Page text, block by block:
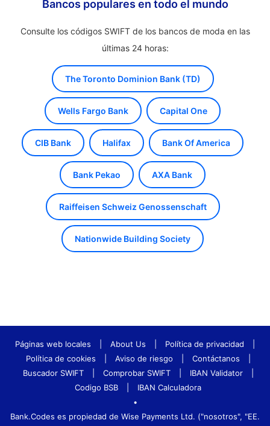
Bancos populares en todo el mundo
Consulte los códigos SWIFT de los bancos de moda en las
últimas 24 horas:
The Toronto Dominion Bank (TD)
Wells Fargo Bank Capital One
CIB Bank Halifax Bank Of America
Bank Pekao AXA Bank
Raiffeisen Schweiz Genossenschaft
Nationwide Building Society
Páginas web locales About Us Política de privacidad
Política de cookies
Aviso de riesgo Contáctanos
Buscador SWIFT
Comprobar SWIFT IBAN Validator
Codigo BSB
IBAN Calculadora
•
Bank.Codes es propiedad de Wise Payments Ltd. ("nosotros", "EE.